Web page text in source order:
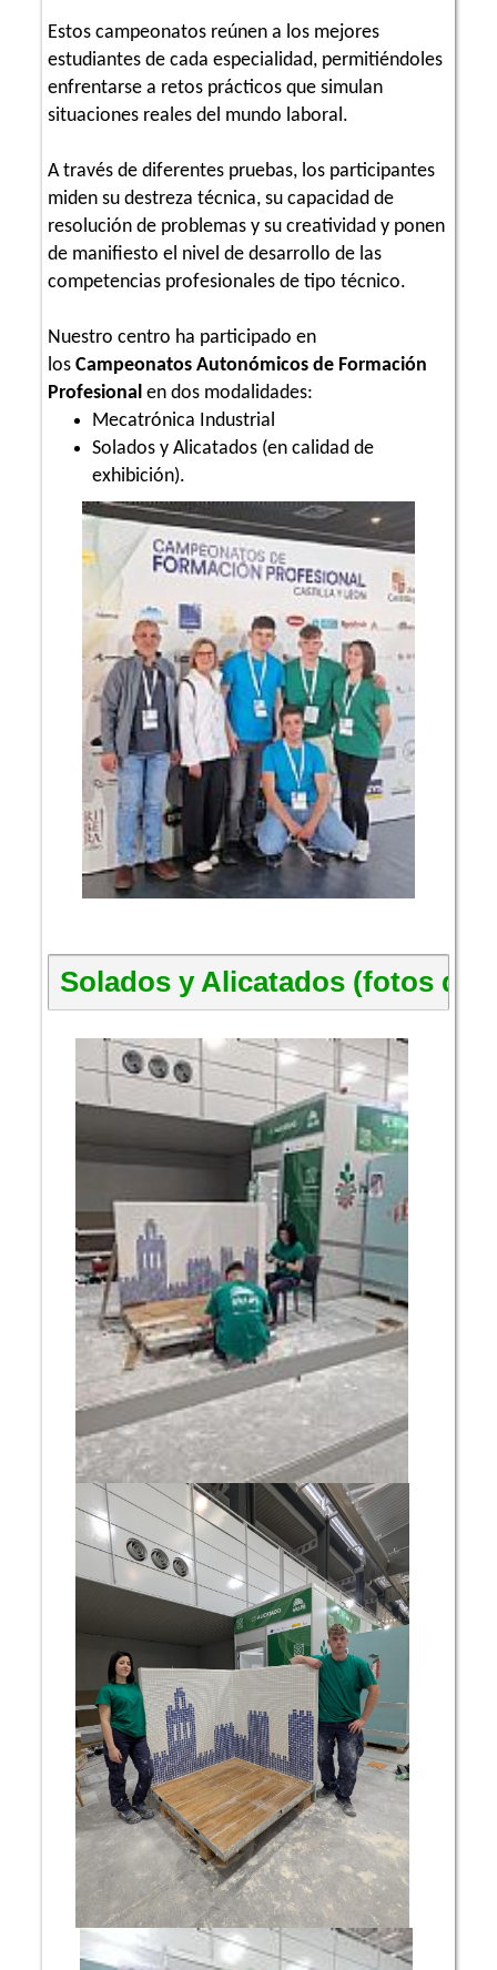
Estos campeonatos reúnen a los mejores
estudiantes de cada especialidad, permitiéndoles
enfrentarse a retos prácticos que simulan
situaciones reales del mundo laboral.
A través de diferentes pruebas, los participantes
miden su destreza técnica, su capacidad de
resolución de problemas y su creatividad y ponen
de manifiesto el nivel de desarrollo de las
competencias profesionales de tipo técnico.
Nuestro centro ha participado en
los Campeonatos Autonómicos de Formación
Profesional en dos modalidades:
Mecatrónica Industrial
Solados y Alicatados (en calidad de
exhibición).